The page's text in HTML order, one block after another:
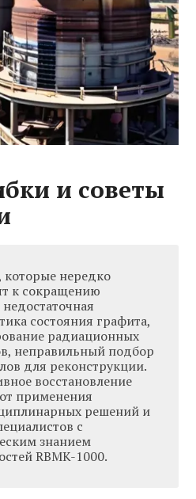
и советы
нередко
к сокращению
недостаточная
состояния графита,
радиационных
неправильный подбор
для реконструкции.
восстановление
применения
решений и
с
знанием
RBMK-1000.